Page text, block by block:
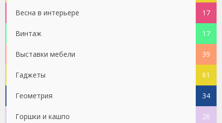
Весна в интерьере 17
Винтаж 17
Выставки мебели 39
Гаджеты 61
Геометрия 34
Горшки и кашпо 26